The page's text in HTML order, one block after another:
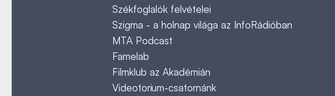
Székfoglalók felvételei
Szigma - a holnap világa az InfoRádióban
MTA Podcast
Famelab
Filmklub az Akadémián
Videotorium-csatornánk